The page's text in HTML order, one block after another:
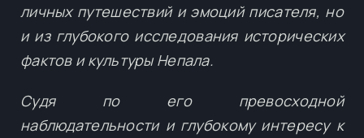
личных путешествий и эмоций писателя, но
и из глубокого исследования исторических
фактов и культуры Непала.
Судя по его превосходной
наблюдательности и глубокому интересу к